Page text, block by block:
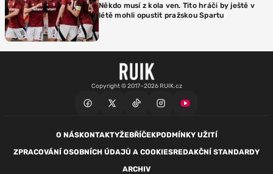
Někdo musí z kola ven. Tito hráči by ještě v
létě mohli opustit pražskou Spartu
Copyright © 2017–2026 RUIK.cz
O NÁSKONTAKTYŽEBŘÍČEKPODMÍNKY UŽITÍ
ZPRACOVÁNÍ OSOBNÍCH ÚDAJŮ A COOKIESREDAKČNÍ STANDARDY
ARCHIV